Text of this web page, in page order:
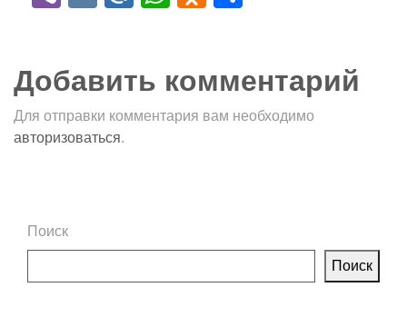
Добавить комментарий
Для отправки комментария вам необходимо
авторизоваться.
Поиск
Поиск